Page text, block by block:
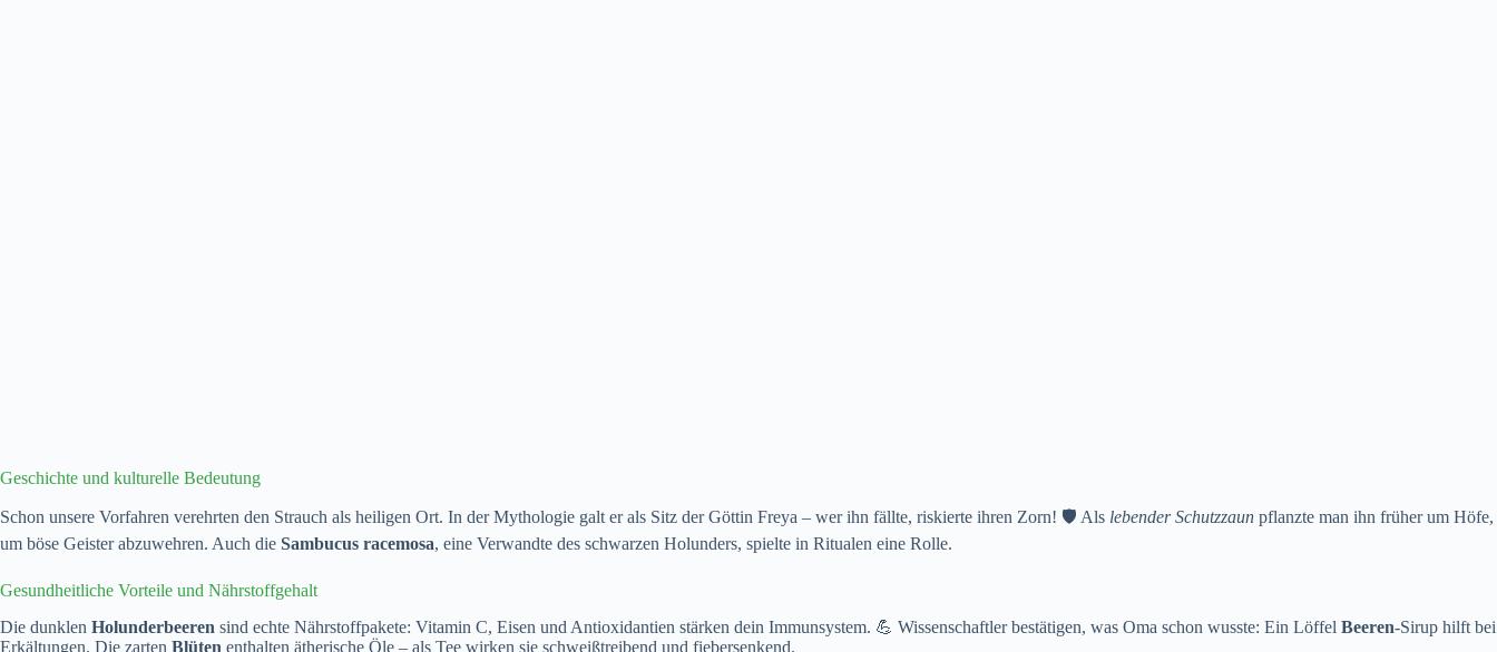
Geschichte und kulturelle Bedeutung
Schon unsere Vorfahren verehrten den Strauch als heiligen Ort. In der Mythologie galt er als Sitz der Göttin Freya – wer ihn fällte, riskierte ihren Zorn! 🛡️ Als lebender Schutzzaun pflanzte man ihn früher um Höfe,
um böse Geister abzuwehren. Auch die Sambucus racemosa, eine Verwandte des schwarzen Holunders, spielte in Ritualen eine Rolle.
Gesundheitliche Vorteile und Nährstoffgehalt
Die dunklen Holunderbeeren sind echte Nährstoffpakete: Vitamin C, Eisen und Antioxidantien stärken dein Immunsystem. 💪 Wissenschaftler bestätigen, was Oma schon wusste: Ein Löffel Beeren-Sirup hilft bei
Erkältungen. Die zarten Blüten enthalten ätherische Öle – als Tee wirken sie schweißtreibend und fiebersenkend.